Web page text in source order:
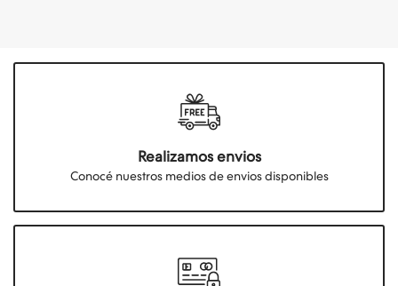
Realizamos envios
Conocé nuestros medios de envios disponibles